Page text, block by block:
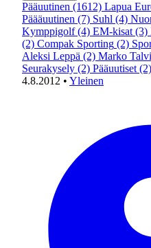
Pääuutinen (1612) Lapua
Päääuutinen (7) Suhl (4)
Kymppigolf (4) EM-kisat (3)
(2) Compak Sporting (2)
Aleksi Leppä (2) Marko
Seurakysely (2) Pääuutiset (2)
4.8.2012 • Yleinen